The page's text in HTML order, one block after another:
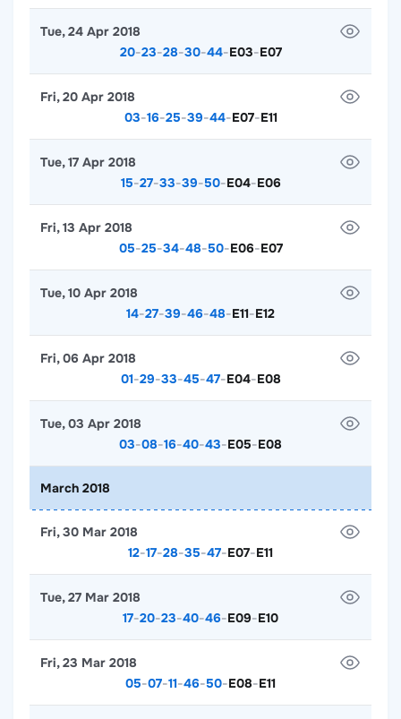
20-23-28-30-44-E03-E07
Tue, 24 Apr 2018
03-16-25-39-44-E07-E11
Fri, 20 Apr 2018
15-27-33-39-50-E04-E06
Tue, 17 Apr 2018
05-25-34-48-50-E06-E07
Fri, 13 Apr 2018
14-27-39-46-48-E11-E12
Tue, 10 Apr 2018
01-29-33-45-47-E04-E08
Fri, 06 Apr 2018
03-08-16-40-43-E05-E08
Tue, 03 Apr 2018
March 2018
12-17-28-35-47-E07-E11
Fri, 30 Mar 2018
17-20-23-40-46-E09-E10
Tue, 27 Mar 2018
05-07-11-46-50-E08-E11
Fri, 23 Mar 2018